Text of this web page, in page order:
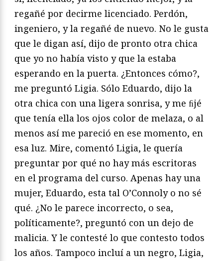
regañé por decirme licenciado. Perdón,
ingeniero, y la regañé de nuevo. No le gusta
que le digan así, dijo de pronto otra chica
que yo no había visto y que la estaba
esperando en la puerta. ¿Entonces cómo?,
me preguntó Ligia. Sólo Eduardo, dijo la
otra chica con una ligera sonrisa, y me ﬁjé
que tenía ella los ojos color de melaza, o al
menos así me pareció en ese momento, en
esa luz. Mire, comentó Ligia, le quería
preguntar por qué no hay más escritoras
en el programa del curso. Apenas hay una
mujer, Eduardo, esta tal O’Connoly o no sé
qué. ¿No le parece incorrecto, o sea,
políticamente?, preguntó con un dejo de
malicia. Y le contesté lo que contesto todos
los años. Tampoco incluí a un negro, Ligia,